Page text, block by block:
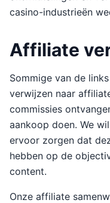
casino-industrieën
Affiliate
Sommige van de
verwijzen naar
commissies
aankoop doen. We
ervoor zorgen dat
hebben op de
content.
Onze affiliate